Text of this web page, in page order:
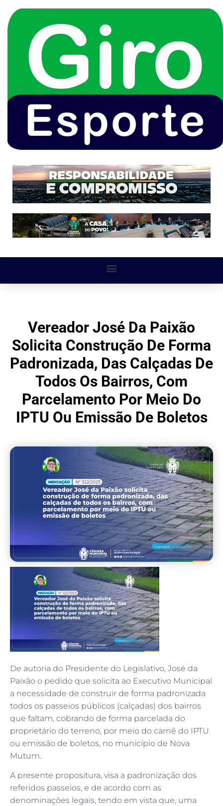
Vereador José Da Paixão
Solicita Construção De Forma
Padronizada, Das Calçadas De
Todos Os Bairros, Com
Parcelamento Por Meio Do
IPTU Ou Emissão De Boletos
De autoria do Presidente do Legislativo, José da
Paixão o pedido que solicita ao Executivo Municipal
a necessidade de construir de forma padronizada
todos os passeios públicos (calçadas) dos bairros
que faltam, cobrando de forma parcelada do
proprietário do terreno, por meio do carnê do IPTU
ou emissão de boletos, no município de Nova
Mutum.
A presente propositura, visa a padronização dos
referidos passeios, e de acordo com as
denominações legais, tendo em vista que, uma